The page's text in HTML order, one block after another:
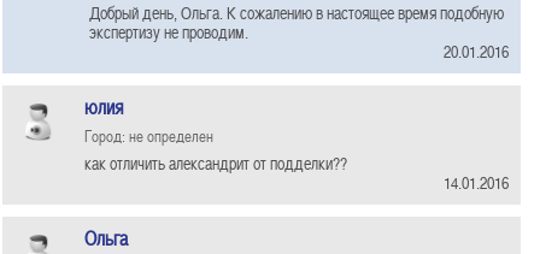
Добрый день, Ольга. К сожалению в настоящее время подобную
экспертизу не проводим.
20.01.2016
юлия
Город: не определен
как отличить александрит от подделки??
14.01.2016
Ольга